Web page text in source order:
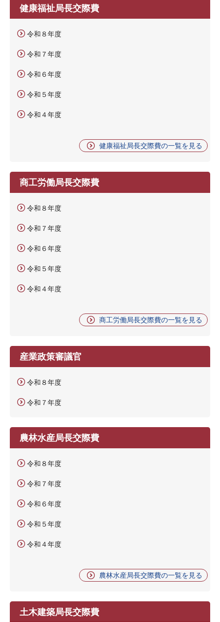
健康福祉局長交際費
令和８年度
令和７年度
令和６年度
令和５年度
令和４年度
健康福祉局長交際費の一覧を見る
商工労働局長交際費
令和８年度
令和７年度
令和６年度
令和５年度
令和４年度
商工労働局長交際費の一覧を見る
産業政策審議官
令和８年度
令和７年度
農林水産局長交際費
令和８年度
令和７年度
令和６年度
令和５年度
令和４年度
農林水産局長交際費の一覧を見る
土木建築局長交際費